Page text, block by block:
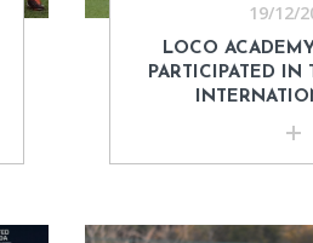
19/12/
LOCO
PARTICIPATED IN